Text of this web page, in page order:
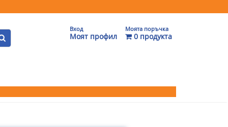
Вход
Моят профил
Моята поръчка
0 продукта